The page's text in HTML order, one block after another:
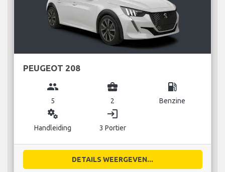
PEUGEOT 208
group
5
business_center
2
local_gas_station
Benzine
miscellaneous_services
Handleiding
login
3 Portier
DETAILS WEERGEVEN...